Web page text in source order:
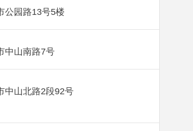
公园路13号5楼
中山南路7号
中山北路2段92号